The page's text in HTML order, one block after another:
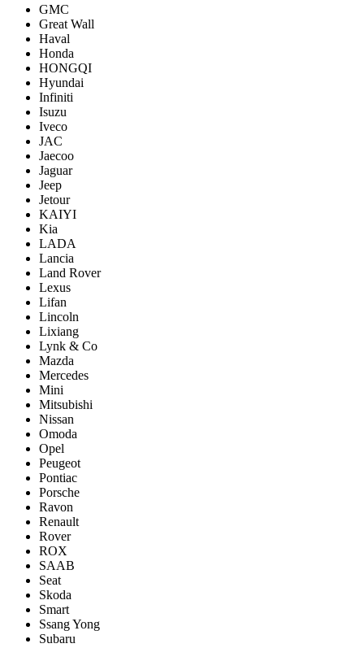
GMC
Great Wall
Haval
Honda
HONGQI
Hyundai
Infiniti
Isuzu
Iveco
JAC
Jaecoo
Jaguar
Jeep
Jetour
KAIYI
Kia
LADA
Lancia
Land Rover
Lexus
Lifan
Lincoln
Lixiang
Lynk & Co
Mazda
Mercedes
Mini
Mitsubishi
Nissan
Omoda
Opel
Peugeot
Pontiac
Porsсhe
Ravon
Renault
Rover
ROX
SAAB
Seat
Skoda
Smart
Ssang Yong
Subaru